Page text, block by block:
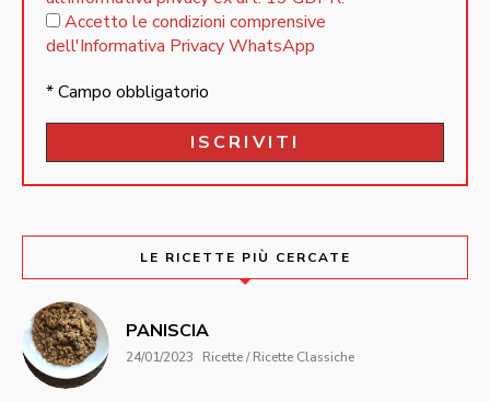
Accetto le condizioni comprensive
dell'Informativa Privacy WhatsApp
* Campo obbligatorio
LE RICETTE PIÙ CERCATE
PANISCIA
24/01/2023 Ricette / Ricette Classiche